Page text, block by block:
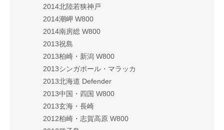
2014北陸若狭神戸
2014潮岬 W800
2014南房総 W800
2013祝島
2013柏崎・新潟 W800
2013シンガポール・マラッカ
2013北海道 Defender
2013中国・四国 W800
2013玄海・長崎
2012柏崎・志賀高原 W800